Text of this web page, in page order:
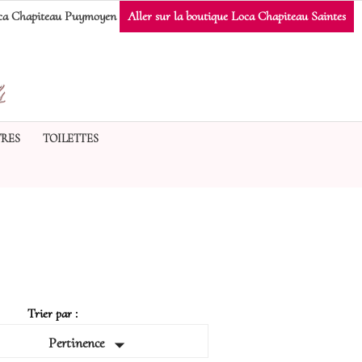
Chapiteau Puymoyen Aller sur la boutique Loca Chapiteau Saintes
TOILETTES
Trier par :
Pertinence 